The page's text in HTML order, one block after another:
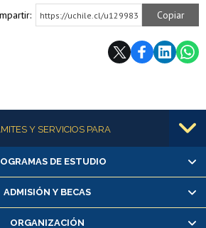
https://uchile.cl/u129983 Copiar
Y SERVICIOS PARA
os y exalumnas/os
Matrícula en línea
y cambio de asignaturas
DE ESTUDIO
ADMISIÓN Y BECAS
ORGANIZACIÓN